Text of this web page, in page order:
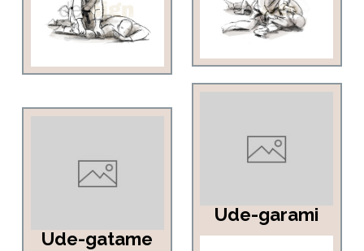
Ude-gatame
Ude-garami